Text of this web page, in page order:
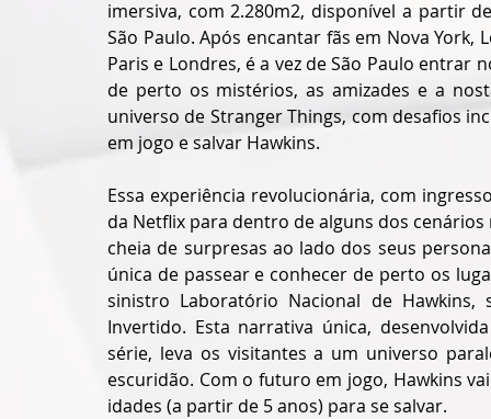
imersiva, com 2.280m2, disponível a partir
São Paulo. Após encantar fãs em Nova York,
Paris e Londres, é a vez de São Paulo entrar
de perto os mistérios, as amizades e a
universo de Stranger Things, com desafios
em jogo e salvar Hawkins.
Essa experiência revolucionária, com
da Netflix para dentro de alguns dos
cheia de surpresas ao lado dos seus
única de passear e conhecer de perto os
sinistro Laboratório Nacional de
Invertido. Esta narrativa única,
série, leva os visitantes a um universo
escuridão. Com o futuro em jogo, Hawkins
idades (a partir de 5 anos) para se salvar.